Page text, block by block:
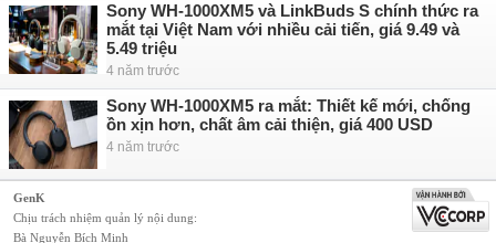
Sony WH-1000XM5 và LinkBuds S chính thức ra
mắt tại Việt Nam với nhiều cải tiến, giá 9.49 và
5.49 triệu
4 năm trước
Sony WH-1000XM5 ra mắt: Thiết kế mới, chống
ồn xịn hơn, chất âm cải thiện, giá 400 USD
4 năm trước
GenK
Chịu trách nhiệm quản lý nội dung:
Bà Nguyễn Bích Minh